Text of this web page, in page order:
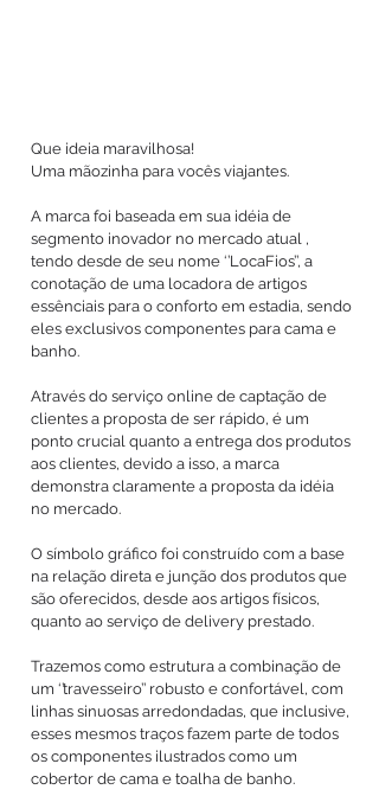
Que ideia maravilhosa!
Uma mãozinha para vocês viajantes.
A marca foi baseada em sua idéia de
segmento inovador no mercado atual ,
tendo desde de seu nome ‘’LocaFios’’, a
conotação de uma locadora de artigos
essênciais para o conforto em estadia, sendo
eles exclusivos componentes para cama e
banho.
Através do serviço online de captação de
clientes a proposta de ser rápido, é um
ponto crucial quanto a entrega dos produtos
aos clientes, devido a isso, a marca
demonstra claramente a proposta da idéia
no mercado.
O símbolo gráfico foi construído com a base
na relação direta e junção dos produtos que
são oferecidos, desde aos artigos físicos,
quanto ao serviço de delivery prestado.
Trazemos como estrutura a combinação de
um ‘’travesseiro’’ robusto e confortável, com
linhas sinuosas arredondadas, que inclusive,
esses mesmos traços fazem parte de todos
os componentes ilustrados como um
cobertor de cama e toalha de banho.